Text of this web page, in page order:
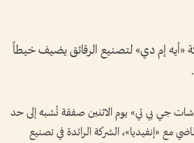
«أيه إم دي» لتصنيع الرقائق يضيف خيطاً
جي بي تي» يوم الاثنين صفقة تُشبه إلى حد
مع «إنفيديا»، الشركة الرائدة في تصنيع